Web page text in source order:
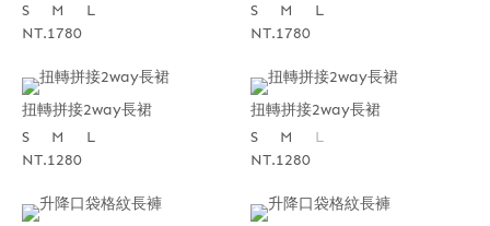
S
M
L
NT.1780
S
M
L
NT.1780
扭轉拼接2way長裙
S
M
L
NT.1280
扭轉拼接2way長裙
S
M
L
NT.1280